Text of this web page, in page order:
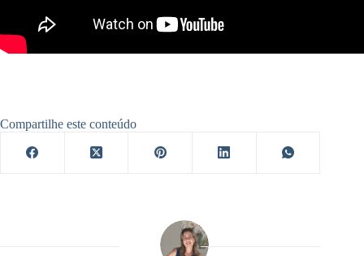
Compartilhe este conteúdo